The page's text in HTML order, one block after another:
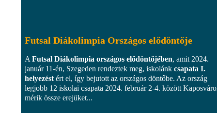
Futsal Diákolimpia Országos elődöntője
A Futsal Diákolimpia országos elődöntőjében, amit 2024.
január 11-én, Szegeden rendeztek meg, iskolánk csapata I.
helyezést ért el, így bejutott az országos döntőbe. Az ország
legjobb 12 iskolai csapata 2024. február 2-4. között
mérik össze erejüket...